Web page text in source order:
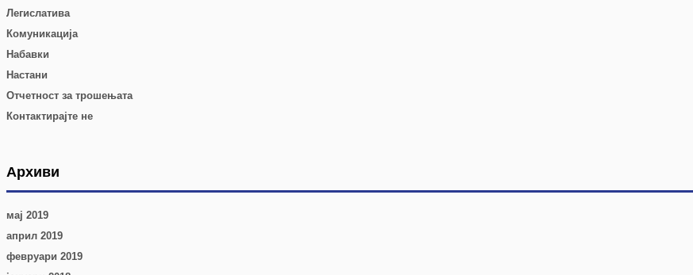
Легислатива
Комуникација
Набавки
Настани
Отчетност за трошењата
Контактирајте не
Архиви
мај 2019
април 2019
февруари 2019